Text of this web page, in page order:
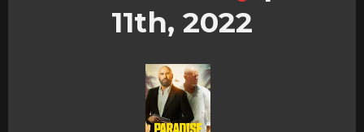
11th, 2022